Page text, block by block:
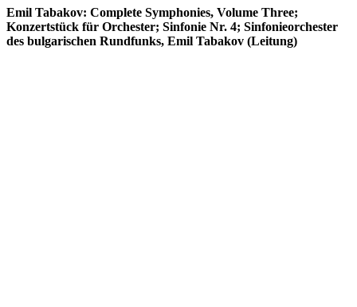
Emil Tabakov: Complete Symphonies, Volume Three;
Konzertstück für Orchester; Sinfonie Nr. 4; Sinfonieorchester
des bulgarischen Rundfunks, Emil Tabakov (Leitung)